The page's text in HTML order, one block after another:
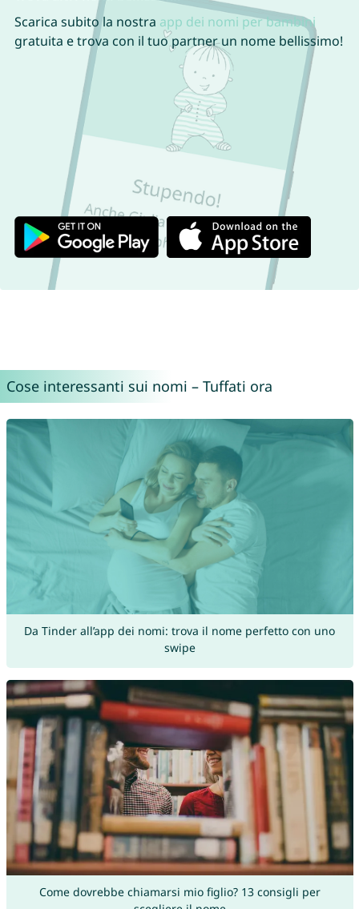
Scarica subito la nostra app dei nomi per bambini
gratuita e trova con il tuo partner un nome bellissimo!
Cose interessanti sui nomi – Tuffati ora
Da Tinder all’app dei nomi: trova il nome perfetto con uno
swipe
Come dovrebbe chiamarsi mio figlio? 13 consigli per